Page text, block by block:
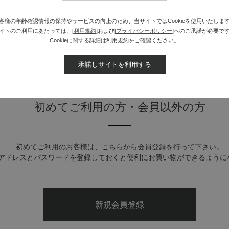
※詳しい方法は 「よくある質問（会員機能について）」 をご覧ください。
初めてご利用の方・会員以外の方
初めてご利用のお客様は、こちらから会員登録を行って下さい。
ドレスとパスワードを登録しておくと便利にお買い物ができるように
様の年齢確認情報の保持やサービスの向上のため、当サイトではCookieを使用いたします
トのご利用にあたっては、[利用規約]および[プライバシーポリシー]へのご承諾が必要です
Cookieに関する詳細は利用規約をご確認ください。
承諾しサイトを利用する